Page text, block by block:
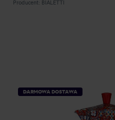
Producent: BIALETTI
DARMOWA DOSTAWA